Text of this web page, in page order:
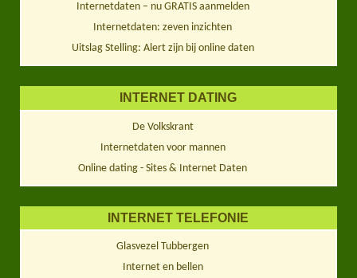
Internetdaten – nu GRATIS aanmelden
Internetdaten: zeven inzichten
Uitslag Stelling: Alert zijn bij online daten
INTERNET DATING
De Volkskrant
Internetdaten voor mannen
Online dating - Sites & Internet Daten
INTERNET TELEFONIE
Glasvezel Tubbergen
Internet en bellen